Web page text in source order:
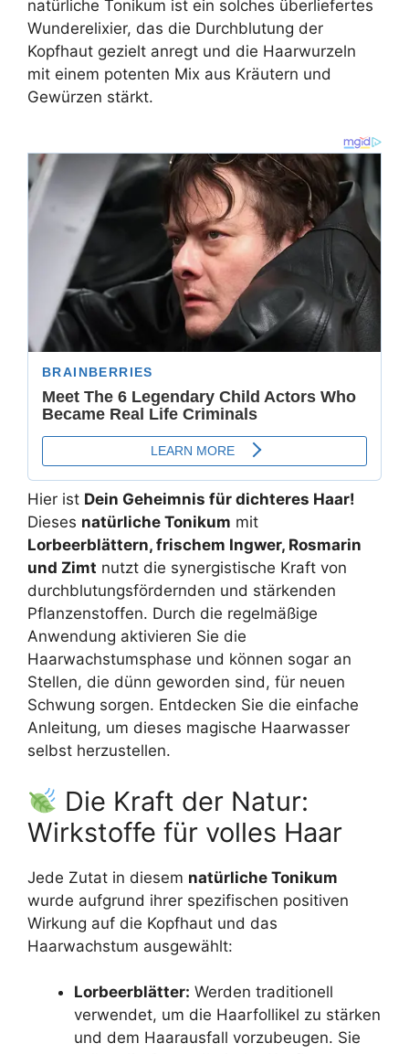
natürliche Tonikum ist ein solches überliefertes
Wunderelixier, das die Durchblutung der
Kopfhaut gezielt anregt und die Haarwurzeln
mit einem potenten Mix aus Kräutern und
Gewürzen stärkt.
Hier ist Dein Geheimnis für dichteres Haar!
Dieses natürliche Tonikum mit
Lorbeerblättern, frischem Ingwer, Rosmarin
und Zimt nutzt die synergistische Kraft von
durchblutungsfördernden und stärkenden
Pflanzenstoffen. Durch die regelmäßige
Anwendung aktivieren Sie die
Haarwachstumsphase und können sogar an
Stellen, die dünn geworden sind, für neuen
Schwung sorgen. Entdecken Sie die einfache
Anleitung, um dieses magische Haarwasser
selbst herzustellen.
Die Kraft der Natur:
Wirkstoffe für volles Haar
Jede Zutat in diesem natürliche Tonikum
wurde aufgrund ihrer spezifischen positiven
Wirkung auf die Kopfhaut und das
Haarwachstum ausgewählt:
Lorbeerblätter: Werden traditionell
verwendet, um die Haarfollikel zu stärken
und dem Haarausfall vorzubeugen. Sie